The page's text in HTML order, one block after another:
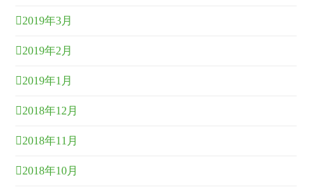
2019年3月
2019年2月
2019年1月
2018年12月
2018年11月
2018年10月